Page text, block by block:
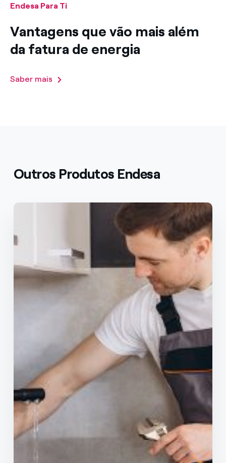
Endesa Para Ti
Vantagens que vão mais além
da fatura de energia
Saber mais
Outros Produtos Endesa
As preocupações com eletrodomésticos e
aparelhos a gás chegaram ao fim por 6,90€/mês.
50% de desconto nos primeiros 3 meses.
Assistência rápida e visita de um técnico a casa
Sem limite de reparações